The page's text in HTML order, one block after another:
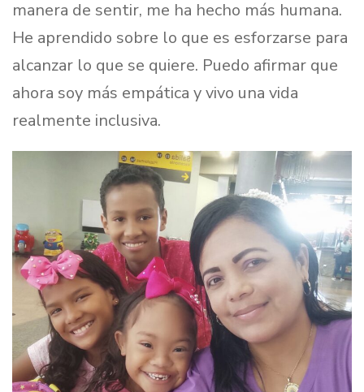
manera de sentir, me ha hecho más humana.
He aprendido sobre lo que es esforzarse para
alcanzar lo que se quiere. Puedo afirmar que
ahora soy más empática y vivo una vida
realmente inclusiva.